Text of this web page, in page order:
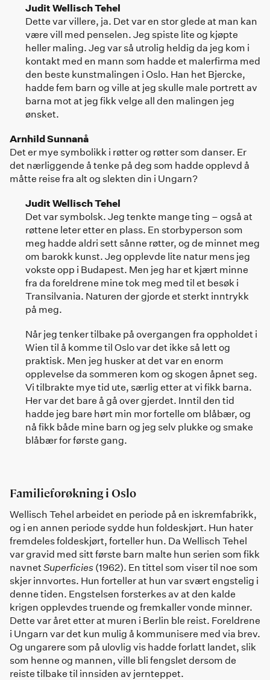
Judit Wellisch Tehel
Dette var villere, ja. Det var en stor glede at man kan
være vill med penselen. Jeg spiste lite og kjøpte
heller maling. Jeg var så utrolig heldig da jeg kom i
kontakt med en mann som hadde et malerfirma med
den beste kunstmalingen i Oslo. Han het Bjercke,
hadde fem barn og ville at jeg skulle male portrett av
barna mot at jeg fikk velge all den malingen jeg
ønsket.
Arnhild Sunnanå
Det er mye symbolikk i røtter og røtter som danser. Er
det nærliggende å tenke på deg som hadde opplevd å
måtte reise fra alt og slekten din i Ungarn?
Judit Wellisch Tehel
Det var symbolsk. Jeg tenkte mange ting – også at
røttene leter etter en plass. En storbyperson som
meg hadde aldri sett sånne røtter, og de minnet meg
om barokk kunst. Jeg opplevde lite natur mens jeg
vokste opp i Budapest. Men jeg har et kjært minne
fra da foreldrene mine tok meg med til et besøk i
Transilvania. Naturen der gjorde et sterkt inntrykk
på meg.
Når jeg tenker tilbake på overgangen fra oppholdet i
Wien til å komme til Oslo var det ikke så lett og
praktisk. Men jeg husker at det var en enorm
opplevelse da sommeren kom og skogen åpnet seg.
Vi tilbrakte mye tid ute, særlig etter at vi fikk barna.
Her var det bare å gå over gjerdet. Inntil den tid
hadde jeg bare hørt min mor fortelle om blåbær, og
nå fikk både mine barn og jeg selv plukke og smake
blåbær for første gang.
Familieforøkning i Oslo
Wellisch Tehel arbeidet en periode på en iskremfabrikk,
og i en annen periode sydde hun foldeskjørt. Hun hater
fremdeles foldeskjørt, forteller hun. Da Wellisch Tehel
var gravid med sitt første barn malte hun serien som fikk
navnetSuperficies(1962). En tittel som viser til noe som
skjer innvortes. Hun forteller at hun var svært engstelig i
denne tiden. Engstelsen forsterkes av at den kalde
krigen opplevdes truende og fremkaller vonde minner.
Dette var året etter at muren i Berlin ble reist. Foreldrene
i Ungarn var det kun mulig å kommunisere med via brev.
Og ungarere som på ulovlig vis hadde forlatt landet, slik
som henne og mannen, ville bli fengslet dersom de
reiste tilbake til innsiden av jernteppet.